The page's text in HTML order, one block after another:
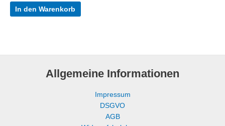
In den Warenkorb
Allgemeine Informationen
Impressum
DSGVO
AGB